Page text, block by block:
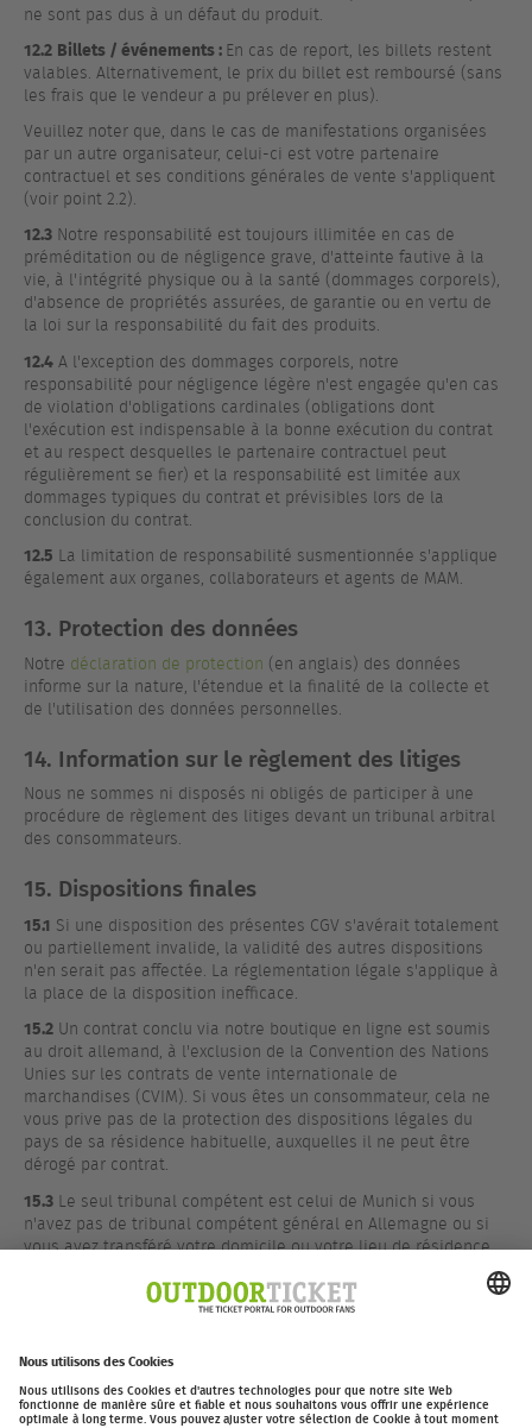
ne sont pas dus à un défaut du produit.
12.2 Billets / événements : En cas de report, les billets restent
valables. Alternativement, le prix du billet est remboursé (sans
les frais que le vendeur a pu prélever en plus).
Veuillez noter que, dans le cas de manifestations organisées
par un autre organisateur, celui-ci est votre partenaire
contractuel et ses conditions générales de vente s'appliquent
(voir point 2.2).
12.3 Notre responsabilité est toujours illimitée en cas de
préméditation ou de négligence grave, d'atteinte fautive à la
vie, à l'intégrité physique ou à la santé (dommages corporels),
d'absence de propriétés assurées, de garantie ou en vertu de
la loi sur la responsabilité du fait des produits.
12.4 A l'exception des dommages corporels, notre
responsabilité pour négligence légère n'est engagée qu'en cas
de violation d'obligations cardinales (obligations dont
l'exécution est indispensable à la bonne exécution du contrat
et au respect desquelles le partenaire contractuel peut
régulièrement se fier) et la responsabilité est limitée aux
dommages typiques du contrat et prévisibles lors de la
conclusion du contrat.
12.5 La limitation de responsabilité susmentionnée s'applique
également aux organes, collaborateurs et agents de MAM.
13. Protection des données
Notre déclaration de protection (en anglais) des données
informe sur la nature, l'étendue et la finalité de la collecte et
de l'utilisation des données personnelles.
14. Information sur le règlement des litiges
Nous ne sommes ni disposés ni obligés de participer à une
procédure de règlement des litiges devant un tribunal arbitral
des consommateurs.
15. Dispositions finales
15.1 Si une disposition des présentes CGV s'avérait totalement
ou partiellement invalide, la validité des autres dispositions
n'en serait pas affectée. La réglementation légale s'applique à
la place de la disposition inefficace.
15.2 Un contrat conclu via notre boutique en ligne est soumis
au droit allemand, à l'exclusion de la Convention des Nations
Unies sur les contrats de vente internationale de
marchandises (CVIM). Si vous êtes un consommateur, cela ne
vous prive pas de la protection des dispositions légales du
pays de sa résidence habituelle, auxquelles il ne peut être
dérogé par contrat.
15.3 Le seul tribunal compétent est celui de Munich si vous
n'avez pas de tribunal compétent général en Allemagne ou si
vous avez transféré votre domicile ou votre lieu de résidence
habituel à l'étranger après la conclusion du contrat ou si votre
domicile ou votre lieu de résidence habituel est inconnu au
moment de l'introduction de l'instance. Nous sommes toutefois
compétent.